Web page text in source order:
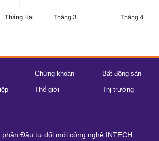
Chứng khoán Bất động sản
Thế giới Thị trường
Đầu tư đổi mới công nghệ INTECH